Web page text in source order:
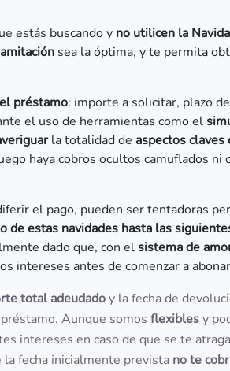
estás buscando y no utilicen la
sea la óptima, y te permita
préstamo: importe a solicitar, plazo
el uso de herramientas como el
la totalidad de aspectos
haya cobros ocultos camuflados ni
el pago, pueden ser tentadoras
de estas navidades hasta las
dado que, con elsistema de
intereses antes de comenzar a
total adeudadoy la fecha de
Aunque somos flexiblesy
intereses en caso de que se te
la fecha inicialmente prevista no te